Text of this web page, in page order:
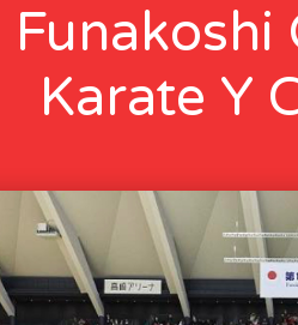
Funakoshi
Karate Y